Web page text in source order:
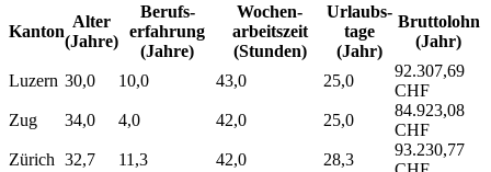
Kanton
Alter
(Jahre)
Berufs­
erfahrung
(Jahre)
Wochen­
arbeitszeit
(Stunden)
Urlaubs­
tage
(Jahr)
Bruttolohn
(Jahr)
Luzern 30,0 10,0 43,0 25,0
92.307,69
CHF
Zug
34,0 4,0 42,0 25,0
84.923,08
CHF
Zürich 32,7 11,3 42,0 28,3
93.230,77